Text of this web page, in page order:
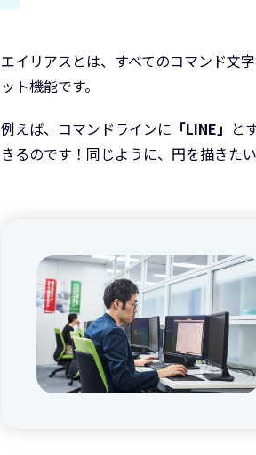
エイリアスとは、すべてのコマンド文
ット機能です。
例えば、コマンドラインに 「LINE」 と
きるのです！同じように、円を描きた